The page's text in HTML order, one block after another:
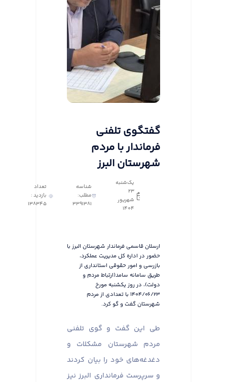
گفتگوی تلفنی
فرماندار با مردم
شهرستان البرز
یک‌شنبه
23
شهریور
1404
شناسه
مطلب:
3391381
تعداد
بازدید :
138345
ارسلان قاسمی فرماندار شهرستان البرز با
حضور در اداره کل مدیریت عملکرد،
بازرسی و امور حقوقی استانداری از
طریق سامانه سامد(ارتباط مردم و
دولت)، در روز یکشنبه مورخ
۱۴۰۴/۰۶/۲۳ با تعدادی از مردم
شهرستان گفت و گو کرد.
طی این گفت و گوی تلفنی
مردم شهرستان مشکلات و
دغدغه‌های خود را بیان کردند
و سرپرست فرمانداری البرز نیز